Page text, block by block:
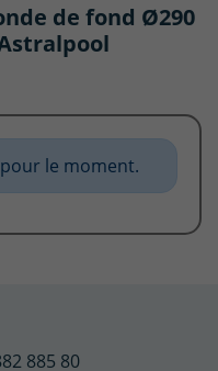
de fond Ø290
le moment.